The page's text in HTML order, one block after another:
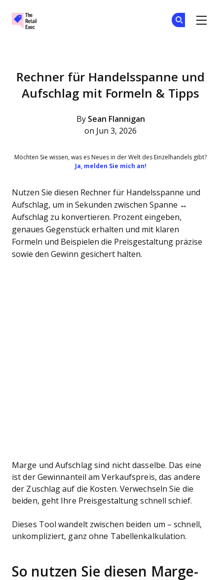
Rechner für Handelsspanne und
Aufschlag mit Formeln & Tipps
By Sean Flannigan
on Jun 3, 2026
Möchten Sie wissen, was es Neues in der Welt des Einzelhandels gibt?
Ja, melden Sie mich an!
Nutzen Sie diesen Rechner für Handelsspanne und
Aufschlag, um in Sekunden zwischen Spanne ↔
Aufschlag zu konvertieren. Prozent eingeben,
genaues Gegenstück erhalten und mit klaren
Formeln und Beispielen die Preisgestaltung präzise
sowie den Gewinn gesichert halten.
Marge und Aufschlag sind nicht dasselbe. Das eine
ist der Gewinnanteil am Verkaufspreis, das andere
der Zuschlag auf die Kosten. Verwechseln Sie die
beiden, geht Ihre Preisgestaltung schnell schief.
Dieses Tool wandelt zwischen beiden um – schnell,
unkompliziert, ganz ohne Tabellenkalkulation.
So nutzen Sie diesen Marge-